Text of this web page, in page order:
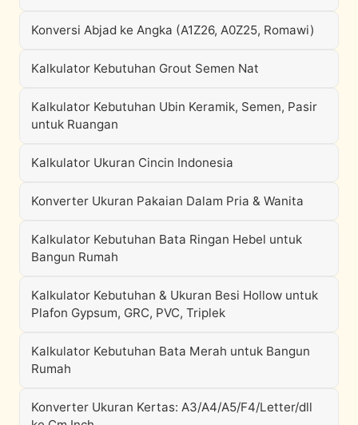
Konversi Abjad ke Angka (A1Z26, A0Z25, Romawi)
Kalkulator Kebutuhan Grout Semen Nat
Kalkulator Kebutuhan Ubin Keramik, Semen, Pasir
untuk Ruangan
Kalkulator Ukuran Cincin Indonesia
Konverter Ukuran Pakaian Dalam Pria & Wanita
Kalkulator Kebutuhan Bata Ringan Hebel untuk
Bangun Rumah
Kalkulator Kebutuhan & Ukuran Besi Hollow untuk
Plafon Gypsum, GRC, PVC, Triplek
Kalkulator Kebutuhan Bata Merah untuk Bangun
Rumah
Konverter Ukuran Kertas: A3/A4/A5/F4/Letter/dll